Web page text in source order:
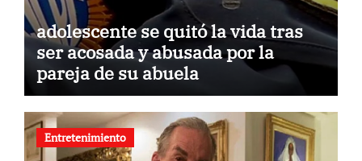
adolescente se quitó la vida tras
ser acosada y abusada por la
pareja de su abuela
Entretenimiento